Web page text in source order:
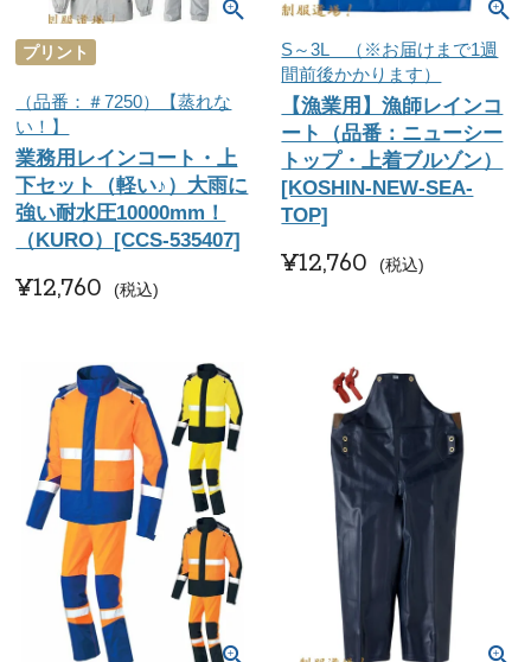
プリント
（品番：＃7250）【蒸れな
い！】
業務用レインコート・上
下セット（軽い♪）大雨に
強い耐水圧10000mm！
（KURO）[CCS-535407]
¥12,760 税込
S～3L （※お届けまで1週
間前後かかります）
【漁業用】漁師レインコ
ート（品番：ニューシー
トップ・上着ブルゾン）
[KOSHIN-NEW-SEA-
TOP]
¥12,760 税込